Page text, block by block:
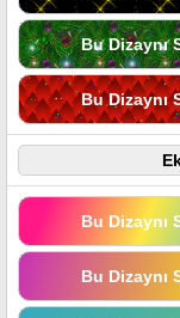
Bu Dizaynı
Bu Dizaynı
Bu Dizaynı
Bu Dizaynı